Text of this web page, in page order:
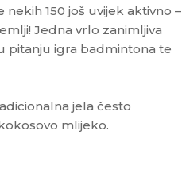
150 još uvijek aktivno –
Jedna vrlo zanimljiva
pitanju igra badmintona te
jela često
mlijeko.